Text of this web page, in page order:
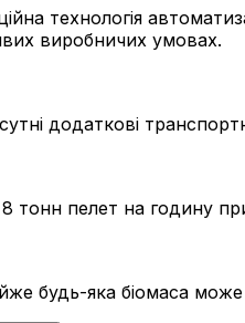
технологія
виробничих умовах.
додаткові
тонн пелет на годину
будь-яка біомаса